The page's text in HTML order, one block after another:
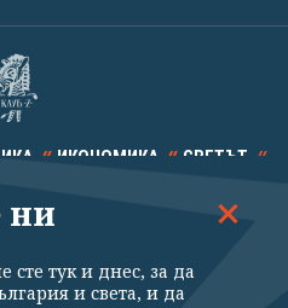
ИКОНОМИКА СВЕТЪТ
КАЛЕЙДОСКОП
ни
сте тук и днес, за да
и света, и да